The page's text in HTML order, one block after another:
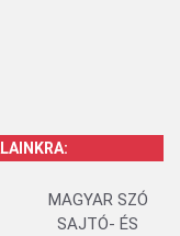
MAGYAR SZÓ
SAJTÓ- ÉS